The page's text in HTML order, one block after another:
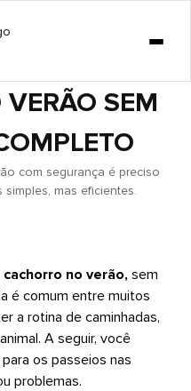
COM
SEM
com segurança é preciso
mas eficientes.
no verão, sem
é comum entre muitos
a rotina de caminhadas,
A seguir, você
os passeios nas
problemas.